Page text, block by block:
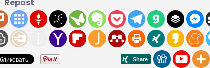
Repost